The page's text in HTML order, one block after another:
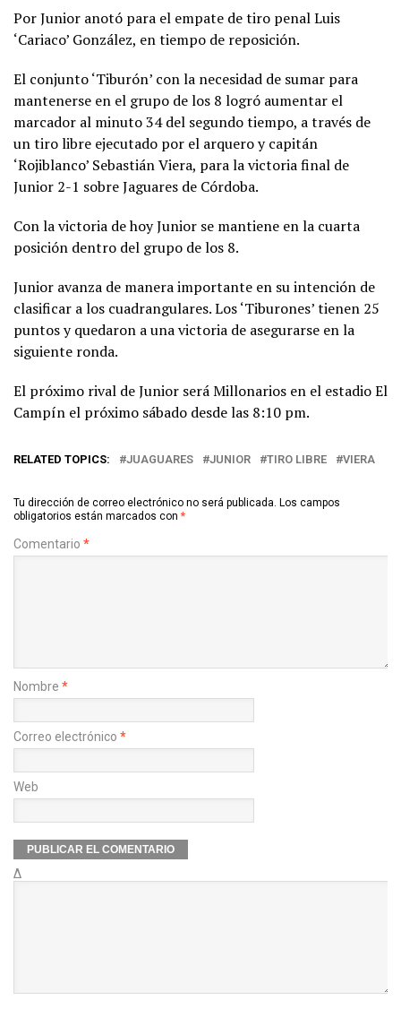
Por Junior anotó para el empate de tiro penal Luis
‘Cariaco’ González, en tiempo de reposición.
El conjunto ‘Tiburón’ con la necesidad de sumar para
mantenerse en el grupo de los 8 logró aumentar el
marcador al minuto 34 del segundo tiempo, a través de
un tiro libre ejecutado por el arquero y capitán
‘Rojiblanco’ Sebastián Viera, para la victoria final de
Junior 2-1 sobre Jaguares de Córdoba.
Con la victoria de hoy Junior se mantiene en la cuarta
posición dentro del grupo de los 8.
Junior avanza de manera importante en su intención de
clasificar a los cuadrangulares. Los ‘Tiburones’ tienen 25
puntos y quedaron a una victoria de asegurarse en la
siguiente ronda.
El próximo rival de Junior será Millonarios en el estadio El
Campín el próximo sábado desde las 8:10 pm.
RELATED TOPICS: JUAGUARES JUNIOR TIRO LIBRE VIERA
Tu dirección de correo electrónico no será publicada. Los campos
obligatorios están marcados con *
Comentario *
Nombre *
Correo electrónico *
Web
Δ